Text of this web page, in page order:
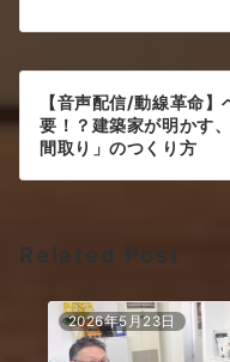
ナ
ビ
ゲ
ー
シ
ン
【音声配信/動線革命
要！？建築家が明かす
間取り」のつくり方
Related Post
2026年5月23日